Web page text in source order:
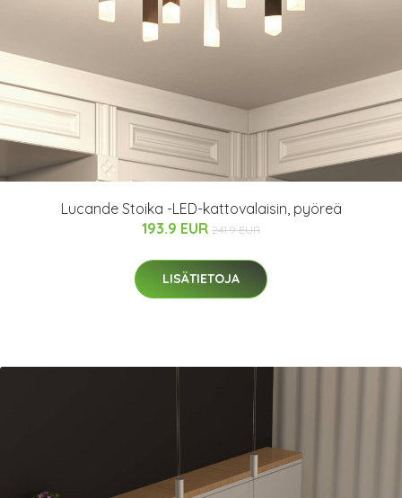
Lucande Stoika -LED-kattovalaisin, pyöreä
193.9 EUR 241.9 EUR
LISÄTIETOJA